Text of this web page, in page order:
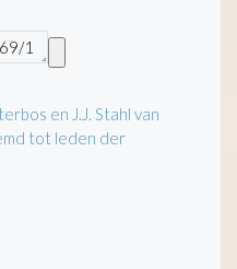
en J.J. Stahl van
tot leden der